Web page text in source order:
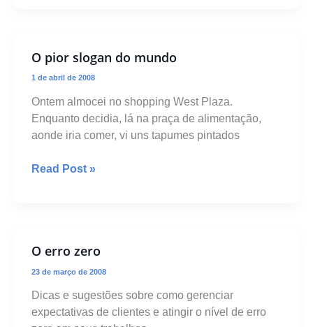
O pior slogan do mundo
1 de abril de 2008
Ontem almocei no shopping West Plaza.
Enquanto decidia, lá na praça de alimentação,
aonde iria comer, vi uns tapumes pintados
O
Read Post »
O erro zero
23 de março de 2008
Dicas e sugestões sobre como gerenciar
expectativas de clientes e atingir o nível de erro